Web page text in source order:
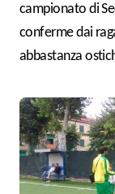
campionato di
conferme dai
abbastanza